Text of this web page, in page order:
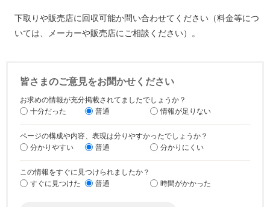
下取りや販売店に回収可能か問い合わせてください（料金等につ
いては、メーカーや販売店にご相談ください）。
皆さまのご意見をお聞かせください
お求めの情報が充分掲載されてましたでしょうか？
十分だった
普通 情報が足りない
ページの構成や内容、表現は分りやすかったでしょうか？
分かりやすい
普通 分かりにくい
この情報をすぐに見つけられましたか？
すぐに見つけた
普通 時間がかかった